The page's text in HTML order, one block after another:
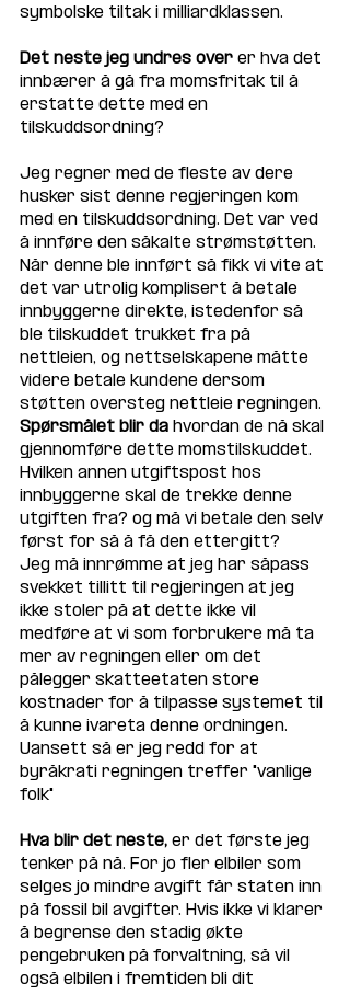
symbolske tiltak i milliardklassen.
Det neste jeg undres over er hva det
innbærer å gå fra momsfritak til å
erstatte dette med en
tilskuddsordning?
Jeg regner med de fleste av dere
husker sist denne regjeringen kom
med en tilskuddsordning. Det var ved
å innføre den såkalte strømstøtten.
Når denne ble innført så fikk vi vite at
det var utrolig komplisert å betale
innbyggerne direkte, istedenfor så
ble tilskuddet trukket fra på
nettleien, og nettselskapene måtte
videre betale kundene dersom
støtten oversteg nettleie regningen.
Spørsmålet blir da hvordan de nå skal
gjennomføre dette momstilskuddet.
Hvilken annen utgiftspost hos
innbyggerne skal de trekke denne
utgiften fra? og må vi betale den selv
først for så å få den ettergitt?
Jeg må innrømme at jeg har såpass
svekket tillitt til regjeringen at jeg
ikke stoler på at dette ikke vil
medføre at vi som forbrukere må ta
mer av regningen eller om det
pålegger skatteetaten store
kostnader for å tilpasse systemet til
å kunne ivareta denne ordningen.
Uansett så er jeg redd for at
byråkrati regningen treffer "vanlige
folk"
Hva blir det neste, er det første jeg
tenker på nå. For jo fler elbiler som
selges jo mindre avgift får staten inn
på fossil bil avgifter. Hvis ikke vi klarer
å begrense den stadig økte
pengebruken på forvaltning, så vil
også elbilen i fremtiden bli dit